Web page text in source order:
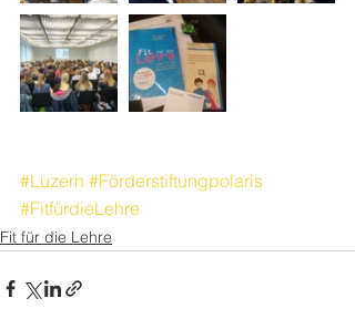
#Luzern #Förderstiftungpolaris
#FitfürdieLehre
Fit für die Lehre